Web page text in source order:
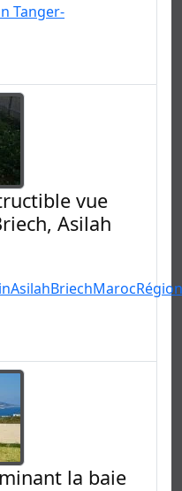
Tanger-
vue
Asilah
AsilahBriechMarocRégion
la baie